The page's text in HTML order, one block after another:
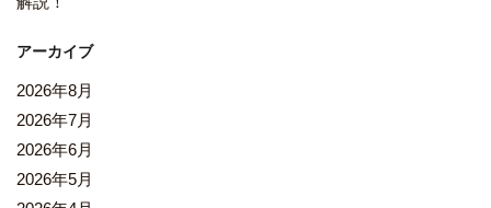
アーカイブ
2026年8月
2026年7月
2026年6月
2026年5月